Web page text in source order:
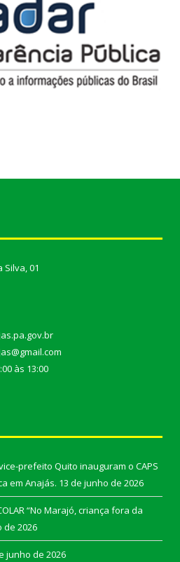
Silva, 01
às 13:00
prefeito Quito inauguram o CAPS
em Anajás. 13 de junho de 2026
“No Marajó, criança fora da
de 2026
junho de 2026